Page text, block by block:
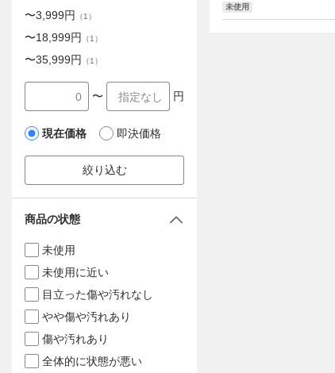
未使用
〜3,999円 （1 ）
〜18,999円 （1 ）
〜35,999円 （1 ）
〜 円
現在価格 即決価格
絞り込む
商品の状態
未使用
未使用に近い
目立った傷や汚れなし
やや傷や汚れあり
傷や汚れあり
全体的に状態が悪い